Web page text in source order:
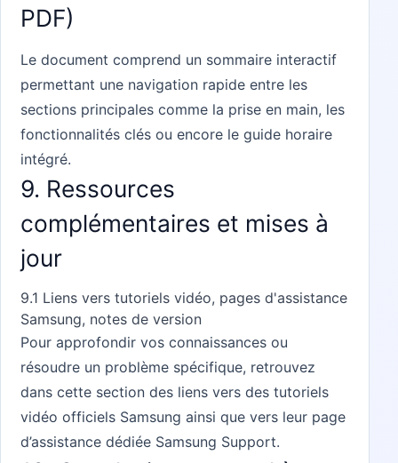
PDF)
Le document comprend un sommaire interactif
permettant une navigation rapide entre les
sections principales comme la prise en main, les
fonctionnalités clés ou encore le guide horaire
intégré.
9. Ressources
complémentaires et mises à
jour
9.1 Liens vers tutoriels vidéo, pages d'assistance
Samsung, notes de version
Pour approfondir vos connaissances ou
résoudre un problème spécifique, retrouvez
dans cette section des liens vers des tutoriels
vidéo officiels Samsung ainsi que vers leur page
d’assistance dédiée Samsung Support.